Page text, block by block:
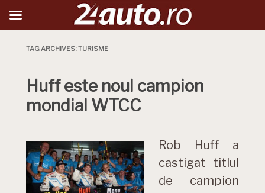
TAG ARCHIVES:TURISME
Huff este noul campion
mondial WTCC
Rob Huff a
castigat titlul
de campion